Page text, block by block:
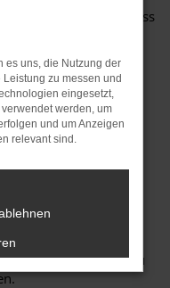
zeigen eindeutig, dass
ist. Für Ihre
geeignet und
als
im Stadtverkehr in
Wahl: auch auf
das Modell als
verstehen wir uns als
haben – im
Modelle auf die
Familienbetrieb
mehr als 40 Jahren
Darüber hinaus
Preise bis zu
es uns, die Nutzung der
zu messen und
eingesetzt,
werden, um
und um Anzeigen
relevant sind.